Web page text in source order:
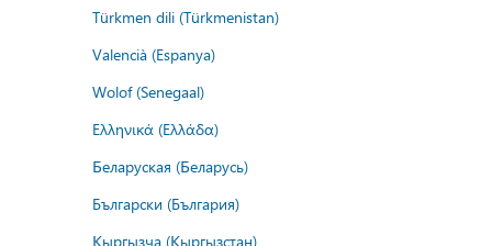
Türkmen dili (Türkmenistan)
Valencià (Espanya)
Wolof (Senegaal)
Ελληνικά (Ελλάδα)
Беларуская (Беларусь)
Български (България)
Кыргызча (Кыргызстан)